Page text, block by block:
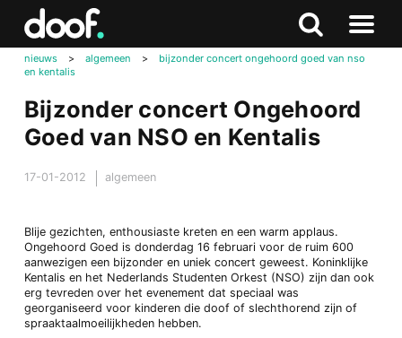
Zoeken
Naar
menu
nieuws > algemeen >
bijzonder concert ongehoord goed van nso
en kentalis
Bijzonder concert Ongehoord
Goed van NSO en Kentalis
17-01-2012 algemeen
Blije gezichten, enthousiaste kreten en een warm applaus.
Ongehoord Goed is donderdag 16 februari voor de ruim 600
aanwezigen een bijzonder en uniek concert geweest. Koninklijke
Kentalis en het Nederlands Studenten Orkest (NSO) zijn dan ook
erg tevreden over het evenement dat speciaal was
georganiseerd voor kinderen die doof of slechthorend zijn of
spraaktaalmoeilijkheden hebben.
Doof.nl
Zoeken
naar